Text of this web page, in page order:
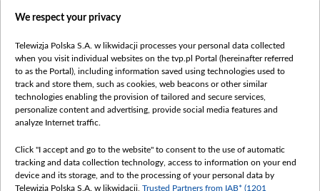
Правілы выкарыстання матэрыялаў
Бяспека
Youtube
Белсат news
Белсат Shorts
Жэстачайшы мульт
Belsat English
We respect your privacy
Telewizja Polska S.A. w likwidacji processes your personal data collected
when you visit individual websites on the tvp.pl Portal (hereinafter referred
to as the Portal), including information saved using technologies used to
track and store them, such as cookies, web beacons or other similar
technologies enabling the provision of tailored and secure services,
personalize content and advertising, provide social media features and
analyze Internet traffic.
Click "I accept and go to the website" to consent to the use of automatic
tracking and data collection technology, access to information on your end
device and its storage, and to the processing of your personal data by
Telewizja Polska S.A. w likwidacji, Trusted Partners from IAB* (1201